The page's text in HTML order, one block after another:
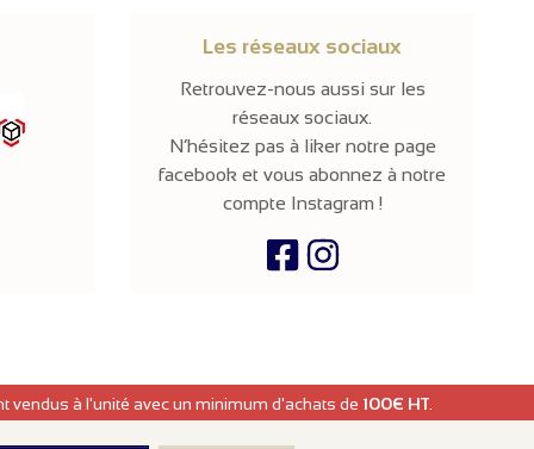
Les réseaux sociaux
Retrouvez-nous aussi sur les
réseaux sociaux.
N’hésitez pas à liker notre page
facebook et vous abonnez à notre
compte Instagram !
vendus à l'unité avec un minimum d'achats de 100€ HT.